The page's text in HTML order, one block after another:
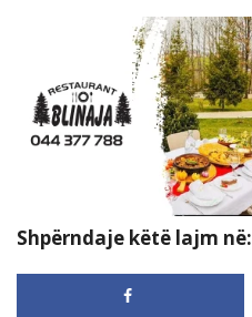
Shpërndaje këtë lajm në: